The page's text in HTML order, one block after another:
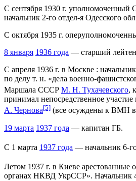
С сентября 1930 г. уполномоченный
начальник 2-го отдел-я Одесского
С октября 1935 г.
8 января 1936 года — старший
С апреля 1936 г. в Москве :
по делу т. н. «дела военно-
Маршала СССР М. Н. Тухачевского,
принимал непосредственное
А. Чернова[5] (все осуждены к ВМН в
19 марта 1937 года — капитан ГБ.
С 1 марта 1937 года — начальник 6-
Летом 1937 г. в Киеве
органах НКВД УкрССР».